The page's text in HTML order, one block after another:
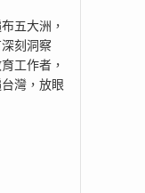
五大洲，
刻洞察
工作者，
灣，放眼